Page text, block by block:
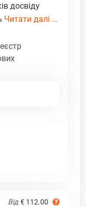
досвіду
Читати далі ...
Від € 112.00